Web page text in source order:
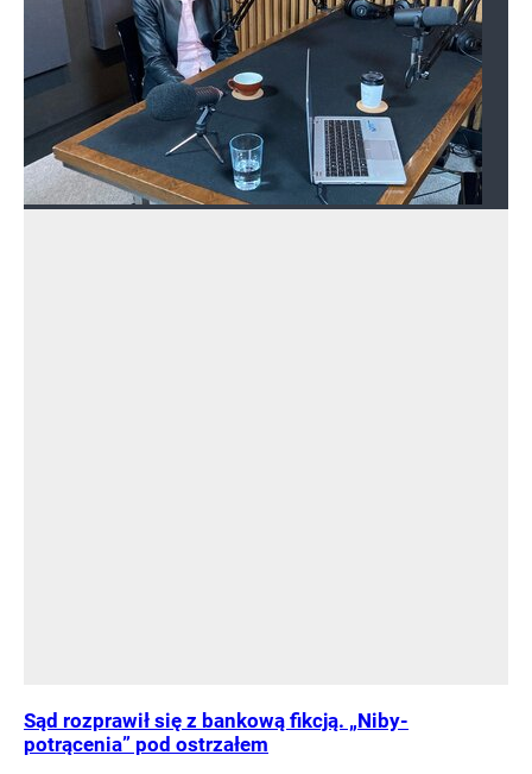
Sąd rozprawił się z bankową fikcją. „Niby-
potrącenia” pod ostrzałem